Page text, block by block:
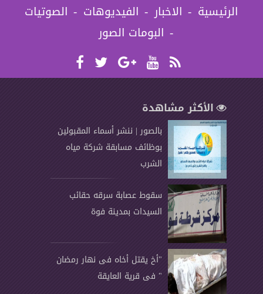
الرئيسية الاخبار الفيديوهات
الصوتيات
البومات الصور
الأكثر مشاهدة
بالصور | ننشر أسماء المقبولين
بوظائف مسابقة شركة مياه
الشرب
سقوط عصابة سرقه حقائب
السيدات بمدينة فوة
"أخ يقتل أخاه فى نهار رمضان
" فى قرية العايقة